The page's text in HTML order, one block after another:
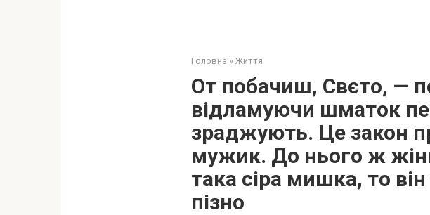
Головна » Життя
От побачиш, Свєто, —
відламуючи шматок
зраджують. Це закон
мужик. До нього ж
така сіра мишка, то
пізно